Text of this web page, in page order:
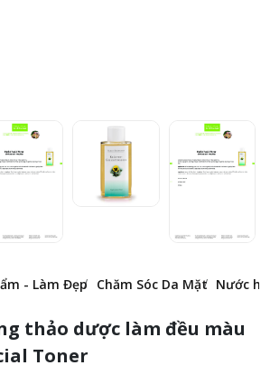
- Làm Đẹp Chăm Sóc Da Mặt Nước
thảo dược làm đều màu
Toner